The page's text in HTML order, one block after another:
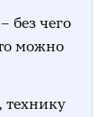
без чего
можно
технику